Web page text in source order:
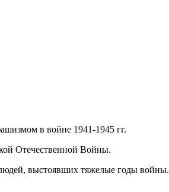
в войне 1941-1945 гг.
Отечественной Войны.
выстоявших тяжелые годы войны.